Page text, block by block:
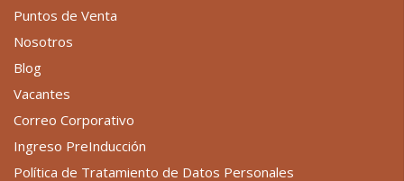
Puntos de Venta
Nosotros
Blog
Vacantes
Correo Corporativo
Ingreso PreInducción
Política de Tratamiento de Datos Personales